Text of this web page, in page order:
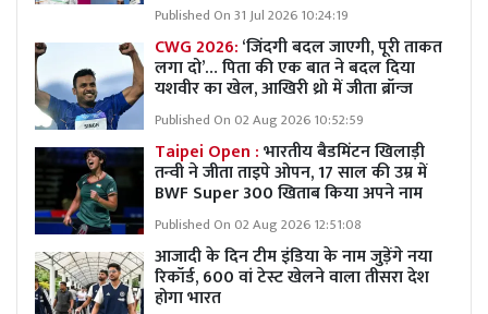
Published On 31 Jul 2026 10:24:19
CWG 2026:‘जिंदगी बदल जाएगी, पूरी ताकत
लगा दो’… पिता की एक बात ने बदल दिया
यशवीर का खेल, आखिरी थ्रो में जीता ब्रॉन्ज
Published On 02 Aug 2026 10:52:59
Taipei Open :भारतीय बैडमिंटन खिलाड़ी
तन्वी ने जीता ताइपे ओपन, 17 साल की उम्र में
BWF Super 300 खिताब किया अपने नाम
Published On 02 Aug 2026 12:51:08
आजादी के दिन टीम इंडिया के नाम जुड़ेंगे नया
रिकॉर्ड, 600 वां टेस्ट खेलने वाला तीसरा देश
होगा भारत